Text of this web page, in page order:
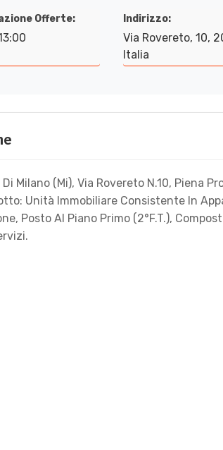
Offerte: Indirizzo:
Via Rovereto, 10,
Italia
Milano (Mi), Via Rovereto N.10, Piena
Unità Immobiliare Consistente In
Posto Al Piano Primo (2°F.T.),